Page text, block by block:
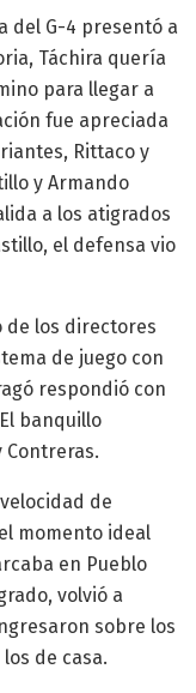
del G-4 presentó a
Táchira quería
para llegar a
fue apreciada
Rittaco y
y Armando
a los atigrados
el defensa vio
de los directores
de juego con
respondió con
banquillo
Contreras.
de
momento ideal
en Pueblo
volvió a
sobre los
de casa.